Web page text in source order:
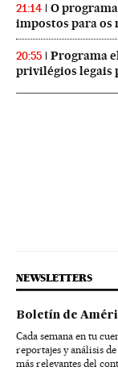
21:14
O
impostos para os
20:55
Programa
privilégios legais
NEWSLETTERS
Boletín de
Cada semana en tu
reportajes y análisis
más relevantes del